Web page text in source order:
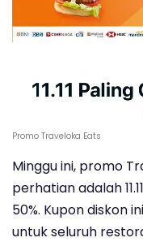
Promo Traveloka Eats
Minggu ini, promo
perhatian adalah
50%. Kupon diskon
untuk seluruh